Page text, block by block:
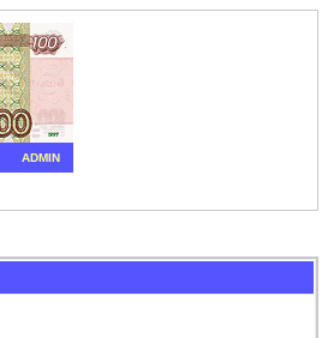
ADMIN